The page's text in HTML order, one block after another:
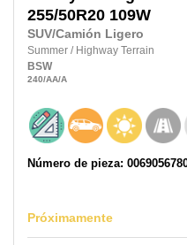
255/50R20 109W
SUV/Camión Ligero
Summer / Highway Terrain
BSW
240/AA/A
Número de pieza:
Próximamente